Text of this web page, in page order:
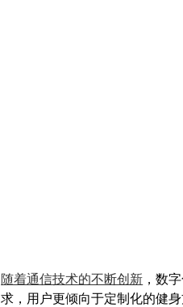
随着通信技术的不断创新 ，数
求，用户更倾向于定制化的健